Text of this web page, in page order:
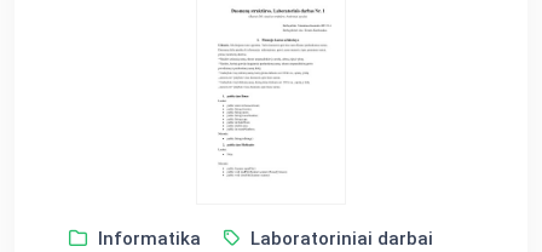
Informatika Laboratoriniai darbai